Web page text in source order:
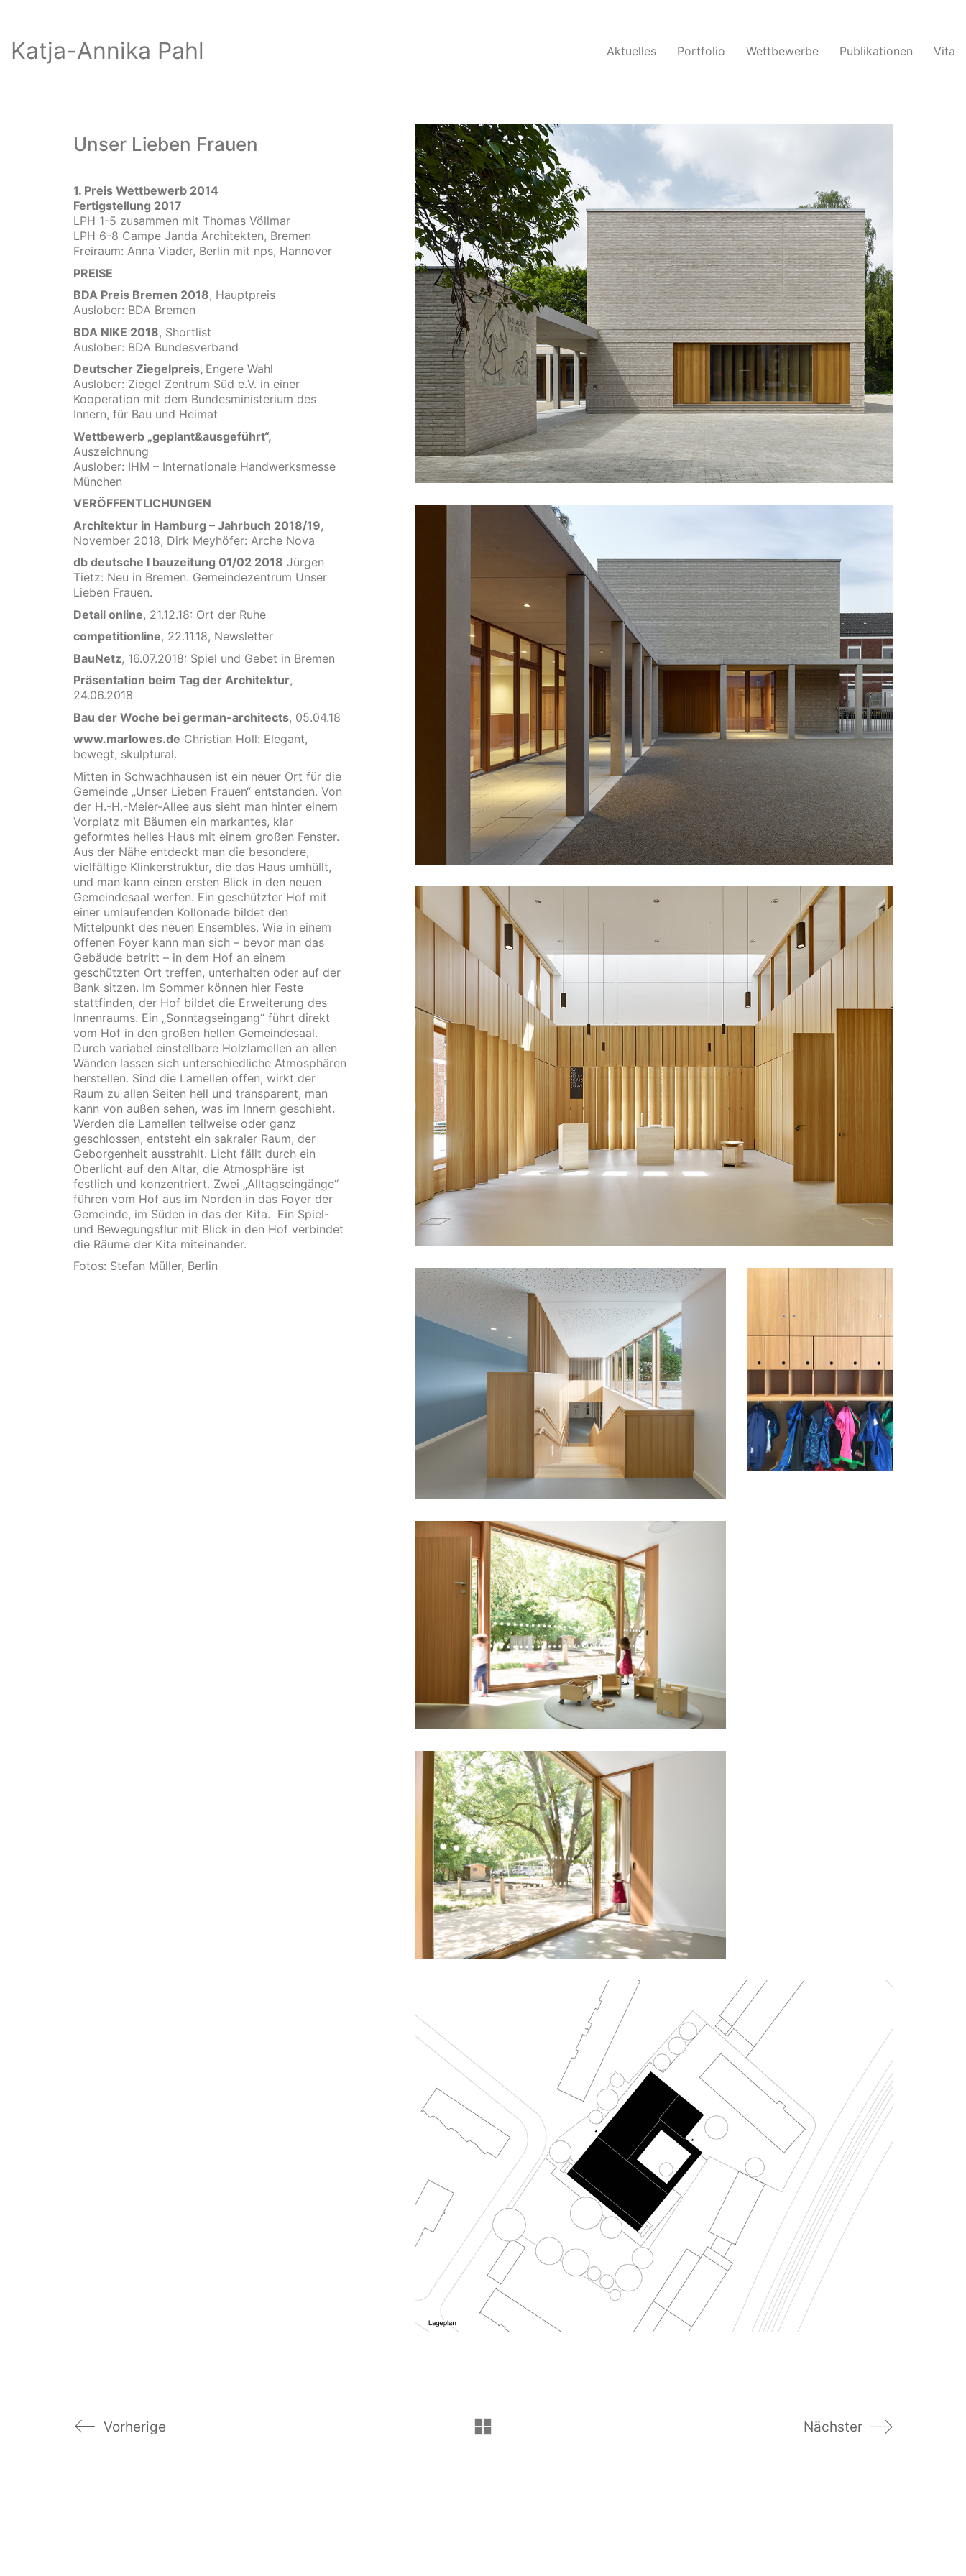
Katja-Annika Pahl Aktuelles Portfolio Wettbewerbe Publikationen Vita
Unser Lieben Frauen
1. Preis Wettbewerb 2014
Fertigstellung 2017
LPH 1-5 zusammen mit Thomas Völlmar
LPH 6-8 Campe Janda Architekten, Bremen
Freiraum: Anna Viader, Berlin mit nps, Hannover
PREISE
BDA Preis Bremen 2018, Hauptpreis
Auslober: BDA Bremen
BDA NIKE 2018, Shortlist
Auslober: BDA Bundesverband
Deutscher Ziegelpreis, Engere Wahl
Auslober: Ziegel Zentrum Süd e.V. in einer
Kooperation mit dem Bundesministerium des
Innern, für Bau und Heimat
Wettbewerb „geplant&ausgeführt“,
Auszeichnung
Auslober: IHM – Internationale Handwerksmesse
München
VERÖFFENTLICHUNGEN
Architektur in Hamburg – Jahrbuch 2018/19,
November 2018, Dirk Meyhöfer: Arche Nova
db deutsche I bauzeitung 01/02 2018 Jürgen
Tietz: Neu in Bremen. Gemeindezentrum Unser
Lieben Frauen.
Detail online, 21.12.18: Ort der Ruhe
competitionline, 22.11.18, Newsletter
BauNetz, 16.07.2018: Spiel und Gebet in Bremen
Präsentation beim Tag der Architektur,
24.06.2018
Bau der Woche bei german-architects, 05.04.18
www.marlowes.de Christian Holl: Elegant,
bewegt, skulptural.
Mitten in Schwachhausen ist ein neuer Ort für die
Gemeinde „Unser Lieben Frauen“ entstanden. Von
der H.-H.-Meier-Allee aus sieht man hinter einem
Vorplatz mit Bäumen ein markantes, klar
geformtes helles Haus mit einem großen Fenster.
Aus der Nähe entdeckt man die besondere,
vielfältige Klinkerstruktur, die das Haus umhüllt,
und man kann einen ersten Blick in den neuen
Gemeindesaal werfen. Ein geschützter Hof mit
einer umlaufenden Kollonade bildet den
Mittelpunkt des neuen Ensembles. Wie in einem
offenen Foyer kann man sich – bevor man das
Gebäude betritt – in dem Hof an einem
geschützten Ort treffen, unterhalten oder auf der
Bank sitzen. Im Sommer können hier Feste
stattfinden, der Hof bildet die Erweiterung des
Innenraums. Ein „Sonntagseingang“ führt direkt
vom Hof in den großen hellen Gemeindesaal.
Durch variabel einstellbare Holzlamellen an allen
Wänden lassen sich unterschiedliche Atmosphären
herstellen. Sind die Lamellen offen, wirkt der
Raum zu allen Seiten hell und transparent, man
kann von außen sehen, was im Innern geschieht.
Werden die Lamellen teilweise oder ganz
geschlossen, entsteht ein sakraler Raum, der
Geborgenheit ausstrahlt. Licht fällt durch ein
Oberlicht auf den Altar, die Atmosphäre ist
festlich und konzentriert. Zwei „Alltagseingänge“
führen vom Hof aus im Norden in das Foyer der
Gemeinde, im Süden in das der Kita. Ein Spiel-
und Bewegungsflur mit Blick in den Hof verbindet
die Räume der Kita miteinander.
Fotos: Stefan Müller, Berlin
Vorherige Nächster